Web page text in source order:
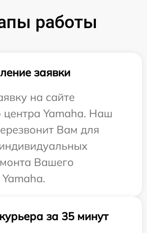
работы
заявки
на сайте
центра Yamaha. Наш
Вам для
Вашего
за 35 минут